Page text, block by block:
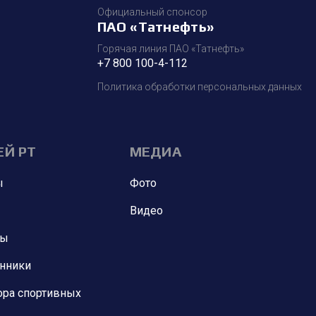
Официальный спонсор
ПАО «Татнефть»
Горячая линия ПАО «Татнефть»
+7 800 100-4-112
Политика обработки персональных данных
РТ
спортивных
МЕДИА
Фото
Видео